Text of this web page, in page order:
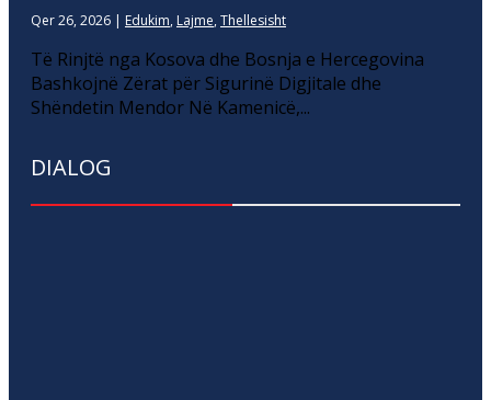
Qer 26, 2026 | Edukim, Lajme, Thellesisht
Të Rinjtë nga Kosova dhe Bosnja e Hercegovina
Bashkojnë Zërat për Sigurinë Digjitale dhe
Shëndetin Mendor Në Kamenicë,...
DIALOG